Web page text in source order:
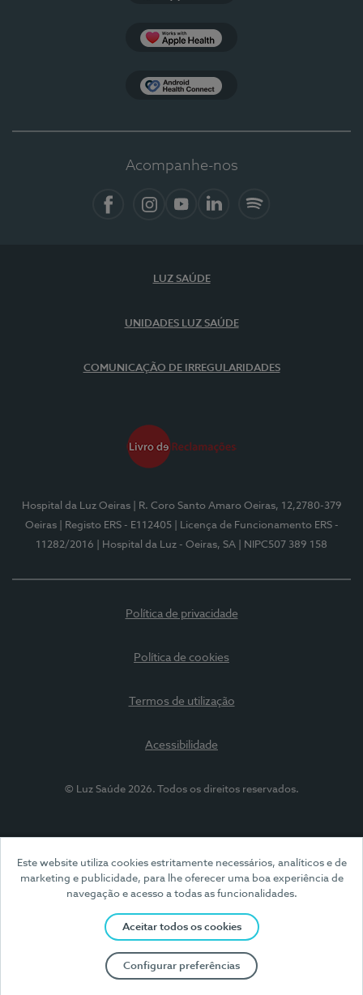
Este website utiliza cookies estritamente necessários, analíticos e de
marketing e publicidade, para lhe oferecer uma boa experiência de
navegação e acesso a todas as funcionalidades.
Aceitar todos os cookies
Configurar preferências
Acompanhe-nos
LUZ SAÚDE
UNIDADES LUZ SAÚDE
COMUNICAÇÃO DE IRREGULARIDADES
Hospital da Luz Oeiras
| R. Coro Santo Amaro Oeiras, 12,2780-379
Oeiras
| Registo ERS - E112405
| Licença de Funcionamento ERS -
11282/2016
| Hospital da Luz - Oeiras, SA | NIPC507 389 158
Política de privacidade
Política de cookies
Termos de utilização
Acessibilidade
© Luz Saúde 2026. Todos os direitos reservados.